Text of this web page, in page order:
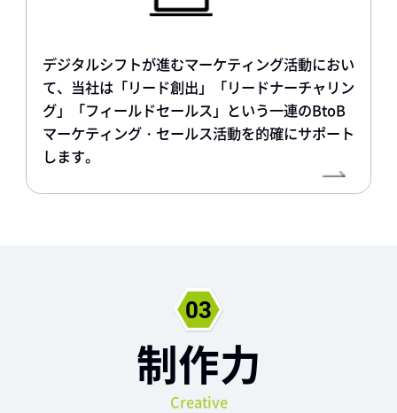
デジタルシフトが進むマーケティング活動におい
て、当社は「リード創出」「リードナーチャリン
グ」「フィールドセールス」という一連のBtoB
マーケティング・セールス活動を的確にサポート
します。
制作力
Creative